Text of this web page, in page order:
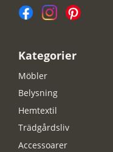
Kategorier
Möbler
Belysning
Hemtextil
Trädgårdsliv
Accessoarer